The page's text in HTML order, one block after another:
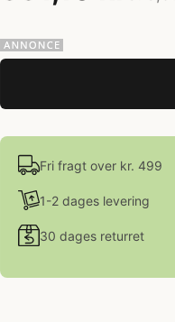
Fri fragt over kr. 499
1-2 dages levering
30 dages returret